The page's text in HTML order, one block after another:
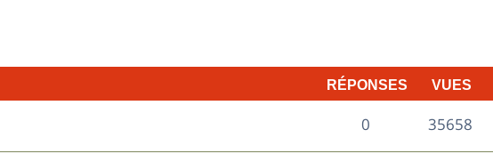
RÉPONSES VUES
0R
é
35658V
u